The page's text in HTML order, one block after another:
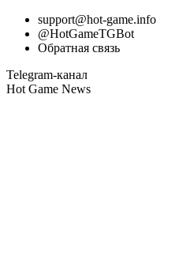
support@hot-game.info
@HotGameTGBot
Обратная связь
Telegram-канал
Hot Game News